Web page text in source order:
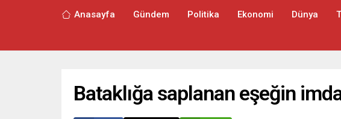
Anasayfa Gündem Politika Ekonomi Dünya
Bataklığa saplanan eşeğin